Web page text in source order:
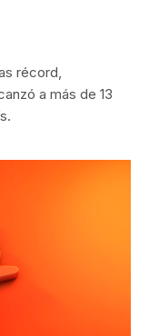
récord,
a más de 13